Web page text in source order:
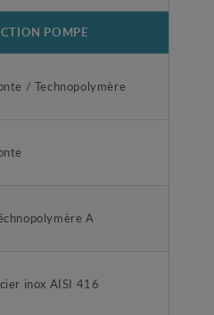
POMPE
/ Technopolymère
A
inox AISI 416